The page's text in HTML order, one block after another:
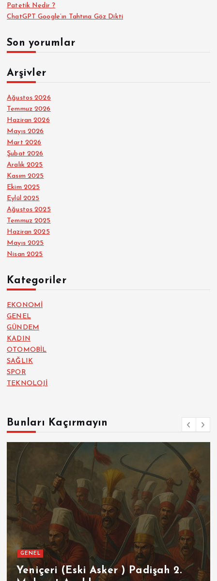
Patetik Nedir ?
ChatGPT Google’ın Tahtına Göz Dikti
Son yorumlar
Arşivler
Ağustos 2026
Temmuz 2026
Haziran 2026
Mayıs 2026
Mart 2026
Şubat 2026
Aralık 2025
Kasım 2025
Ekim 2025
Eylül 2025
Ağustos 2025
Temmuz 2025
Haziran 2025
Mayıs 2025
Nisan 2025
Kategoriler
EKONOMİ
GENEL
GÜNDEM
KADIN
OTOMOBİL
SAĞLIK
SPOR
TEKNOLOJİ
Bunları Kaçırmayın
GENEL SPOR
Futbolun Zirvesinde Yeniden